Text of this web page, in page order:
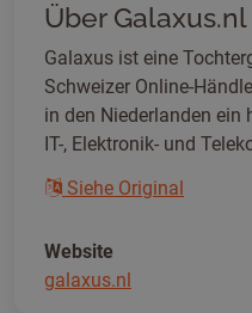
Über Galaxus.nl
Galaxus ist eine
Schweizer Online-
in den Niederlanden ein
IT-, Elektronik- und
Siehe Original
Website
galaxus.nl